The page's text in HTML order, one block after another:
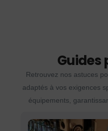
Guides
Retrouvez nos astuces
adaptés à vos exigences
équipements,